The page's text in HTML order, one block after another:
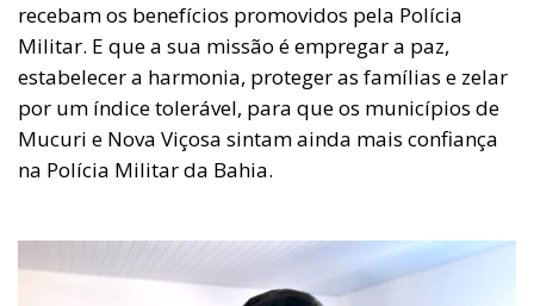
recebam os benefícios promovidos pela Polícia
Militar. E que a sua missão é empregar a paz,
estabelecer a harmonia, proteger as famílias e zelar
por um índice tolerável, para que os municípios de
Mucuri e Nova Viçosa sintam ainda mais confiança
na Polícia Militar da Bahia.